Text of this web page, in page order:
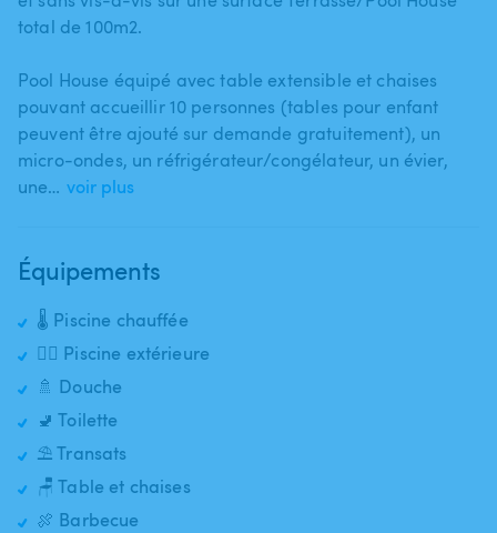
total de 100m2.
Pool House équipé avec table extensible et chaises
pouvant accueillir 10 personnes (tables pour enfant
peuvent être ajouté sur demande gratuitement)​,​ un
micro-ondes​,​ un réfrigérateur​/​congélateur​,​ un évier​,​
une… voir plus
Équipements
🌡️ Piscine chauffée
🏊‍♂️ Piscine extérieure
🚿 Douche
🚽 Toilette
⛱️ Transats
🪑 Table et chaises
🍖 Barbecue